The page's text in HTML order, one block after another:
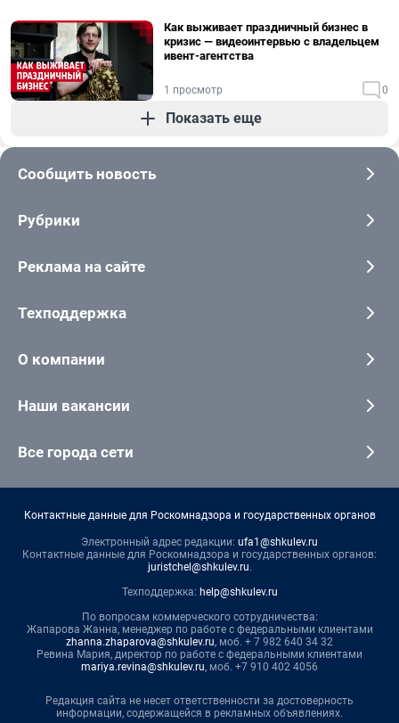
Как выживает праздничный бизнес в
кризис — видеоинтервью с владельцем
ивент-агентства
1 просмотр 0
Показать еще
Сообщить новость
Рубрики
Реклама на сайте
Техподдержка
О компании
Наши вакансии
Все города сети
Контактные данные для Роскомнадзора и государственных органов
Электронный адрес редакции: ufa1@shkulev.ru
Контактные данные для Роскомнадзора и государственных органов:
juristchel@shkulev.ru.
Техподдержка: help@shkulev.ru
По вопросам коммерческого сотрудничества:
Жапарова Жанна, менеджер по работе с федеральными клиентами
zhanna.zhaparova@shkulev.ru, моб. + 7 982 640 34 32
Ревина Мария, директор по работе с федеральными клиентами
mariya.revina@shkulev.ru, моб. +7 910 402 4056
Редакция сайта не несет ответственности за достоверность
информации, содержащейся в рекламных объявлениях.